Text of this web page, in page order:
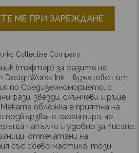
МЕ ПРИ ЗАРЕЖДАНЕ
Collective Company
(тефтер) за фазите на
Ink – вдъхновен от
по Средиземноморието, с
фази, звезди, слънчеви и ръце
Меката обложка е приятна на
гарантира, че
напълно и удобно за писане.
отпечатани на
със соево мастило, този